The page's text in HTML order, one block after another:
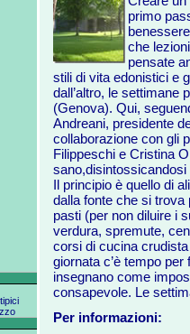
primo
che
pensate
stili di vita edonistici e
dall’altro, le settimane
(Genova). Qui,
Andreani, presidente
collaborazione con gli
Filippeschi e Cristina
Il principio è quello di
dalla fonte che si
pasti (per non diluire i
verdura, spremute,
corsi di cucina
giornata c’è tempo
insegnano come
consapevole. Le
Per informazioni: